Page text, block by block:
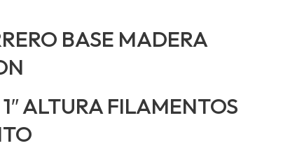
BASE MADERA
1″ ALTURA FILAMENTOS